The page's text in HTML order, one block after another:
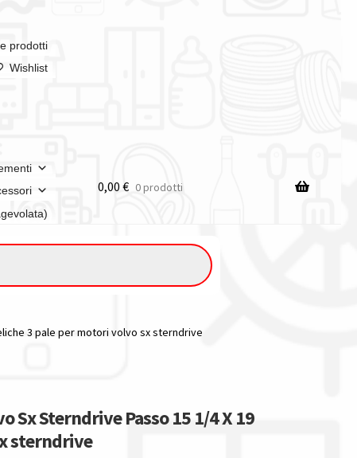
prodotti
Wishlist
0,00 € 0 prodotti
3 pale per motori volvo sx sterndrive
Sx Sterndrive Passo 15 1/4 X 19
sterndrive